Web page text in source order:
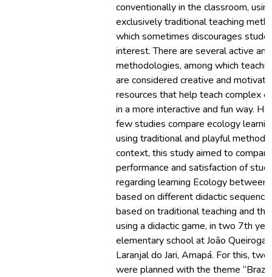
conventionally in the classroom,
exclusively traditional teaching
which sometimes discourages
interest. There are several active
methodologies, among which
are considered creative and
resources that help teach complex
in a more interactive and fun way.
few studies compare ecology
using traditional and playful
context, this study aimed to
performance and satisfaction of
regarding learning Ecology between
based on different didactic
based on traditional teaching and
using a didactic game, in two 7th
elementary school at João Queiroga
Laranjal do Jari, Amapá. For this,
were planned with the theme